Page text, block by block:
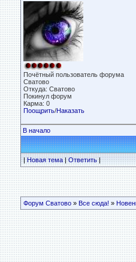
Почётный пользователь форума
Сватово
Откуда: Сватово
Покинул форум
Карма: 0
Поощрить/Наказать
В начало
|Новая тема|Ответить|
Форум Сватово » Все сюда! »